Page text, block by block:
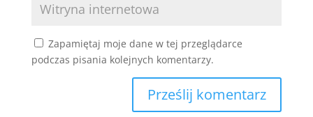
Zapamiętaj moje dane w tej przeglądarce
podczas pisania kolejnych komentarzy.